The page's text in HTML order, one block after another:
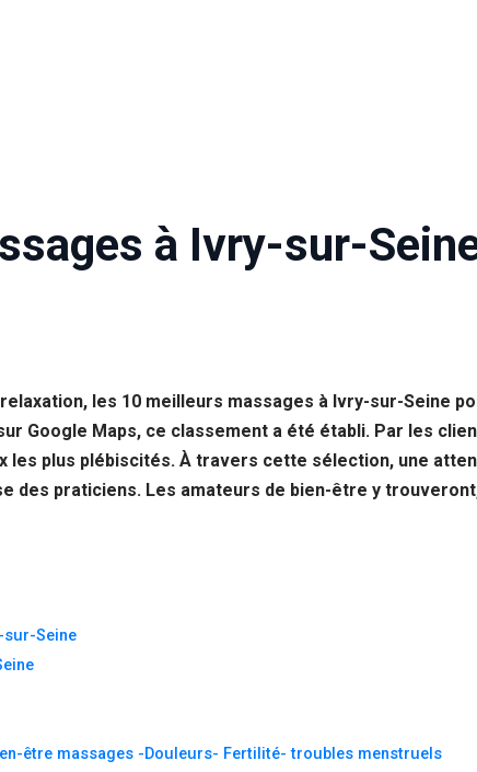
à Ivry-sur-
les 10 meilleurs massages à Ivry-sur-Seine
Google Maps, ce classement a été établi. Par les
les plus plébiscités. À travers cette sélection, une
des praticiens. Les amateurs de bien-être y
sur-Seine
être massages -Douleurs- Fertilité- troubles menstruels